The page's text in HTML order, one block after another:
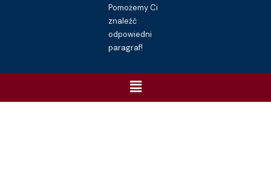
Pomożemy Ci
znaleźć
odpowiedni
paragraf!
Menu